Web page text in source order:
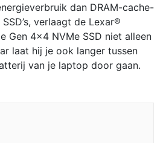
dan DRAM-cache-
verlaagt de Lexar®
Gen 4×4 NVMe SSD niet alleen
laat hij je ook langer tussen
van je laptop door gaan.